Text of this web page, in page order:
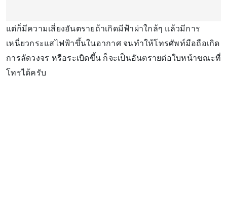
แต่ก็มีความเสี่ยงอันตรายถ้าเกิดมีฟ้าผ่าใกล้ๆ แล้วมีการ
เหนี่ยวกระแสไฟฟ้าขึ้นในอากาศ จนทำให้โทรศัพท์มือถือเกิด
การลัดวงจร หรือระเบิดขึ้น ก็จะเป็นอันตรายต่อใบหน้าขณะที่
โทรได้ครับ